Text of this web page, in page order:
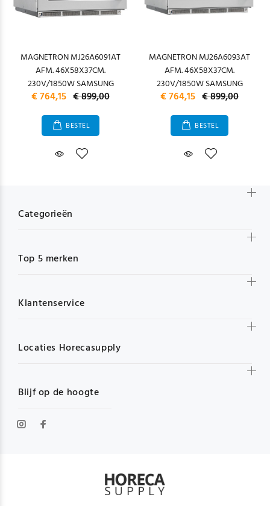
MAGNETRON MJ26A6091AT
AFM. 46X58X37CM.
230V/1850W SAMSUNG
€ 764,15 € 899,00
BESTEL
MAGNETRON MJ26A6093AT
AFM. 46X58X37CM.
230V/1850W SAMSUNG
€ 764,15 € 899,00
BESTEL
Blijf op de hoogte
Categorieën
Top 5 merken
Klantenservice
Locaties Horecasupply